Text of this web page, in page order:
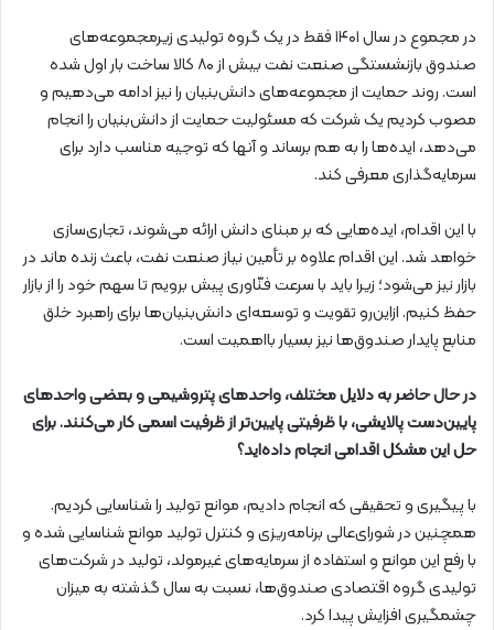
در مجموع در سال ۱۴۰۱ فقط در یک گروه تولیدی زیرمجموعه‌های
صندوق بازنشستگی صنعت نفت بیش از ۸۰ کالا ساخت بار اول شده
است. روند حمایت از مجموعه‌های دانش‌بنیان را نیز ادامه می‌دهیم و
مصوب کردیم یک شرکت که مسئولیت حمایت از دانش‌بنیان را انجام
می‌دهد، ایده‌ها را به هم برساند و آنها که توجیه مناسب دارد برای
سرمایه‌گذاری معرفی کند.
با این اقدام، ایده‌هایی که بر مبنای دانش ارائه می‌شوند، تجاری‌سازی
خواهد شد. این اقدام علاوه بر تأمین نیاز صنعت نفت، باعث زنده ماند در
بازار نیز می‌شود؛ زیرا باید با سرعت فنّاوری پیش برویم تا سهم خود را از بازار
حفظ کنیم. ازاین‌رو تقویت و توسعه‌ای دانش‌بنیان‌ها برای راهبرد خلق
منابع پایدار صندوق‌ها نیز بسیار بااهمیت است.
در حال حاضر به دلایل مختلف، واحدهای پتروشیمی و بعضی واحدهای
پایین‌دست پالایشی، با ظرفیتی پایین‌تر از ظرفیت اسمی کار می‌کنند. برای
حل این مشکل اقدامی انجام داده‌اید؟
با پیگیری و تحقیقی که انجام دادیم، موانع تولید را شناسایی کردیم.
همچنین در شورای‌عالی برنامه‌ریزی و کنترل تولید موانع شناسایی شده و
با رفع این موانع و استفاده از سرمایه‌های غیرمولد، تولید در شرکت‌های
تولیدی گروه اقتصادی صندوق‌ها، نسبت به سال گذشته به میزان
چشمگیری افزایش پیدا کرد.